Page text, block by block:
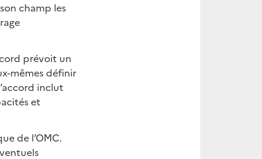
champ les
prévoit un
mêmes définir
inclut
et
de l’OMC.